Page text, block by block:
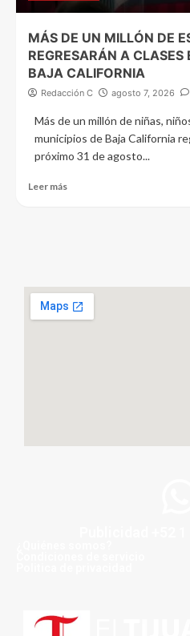
MÁS DE UN MILLÓN DE
REGRESARÁN A CLASES
BAJA CALIFORNIA
Redacción C agosto 7, 2026
Más de un millón de niñas,
municipios de Baja California
próximo 31 de agosto...
Leer más